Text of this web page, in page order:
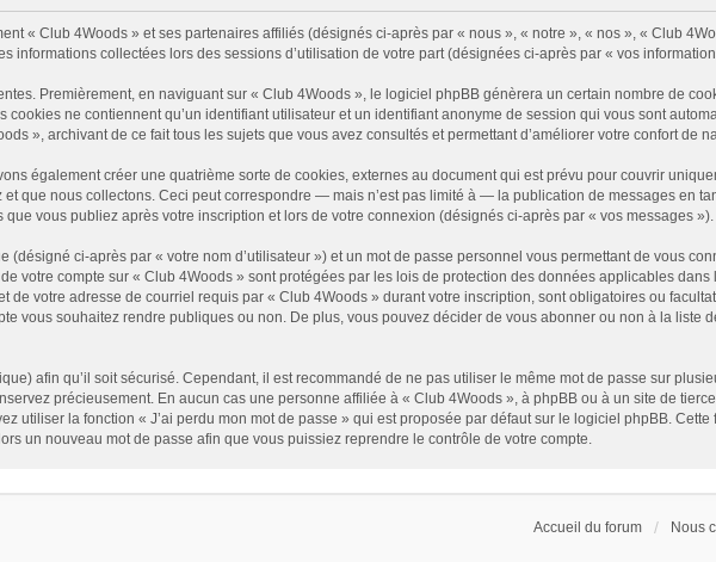
« Club 4Woods » et ses partenaires affiliés (désignés ci-après par « nous », « notre », « nos », « Club
informations collectées lors des sessions d’utilisation de votre part (désignées ci-après par « vos
Premièrement, en naviguant sur « Club 4Woods », le logiciel phpBB génèrera un certain nombre de
ne contiennent qu’un identifiant utilisateur et un identifiant anonyme de session qui vous sont
», archivant de ce fait tous les sujets que vous avez consultés et permettant d’améliorer votre confort de
également créer une quatrième sorte de cookies, externes au document qui est prévu pour couvrir
que nous collectons. Ceci peut correspondre — mais n’est pas limité à — la publication de messages en
vous publiez après votre inscription et lors de votre connexion (désignés ci-après par « vos messages »).
ci-après par « votre nom d’utilisateur ») et un mot de passe personnel vous permettant de vous
votre compte sur « Club 4Woods » sont protégées par les lois de protection des données applicables
de votre adresse de courriel requis par « Club 4Woods » durant votre inscription, sont obligatoires ou
vous souhaitez rendre publiques ou non. De plus, vous pouvez décider de vous abonner ou non à la liste
afin qu’il soit sécurisé. Cependant, il est recommandé de ne pas utiliser le même mot de passe sur
précieusement. En aucun cas une personne affiliée à « Club 4Woods », à phpBB ou à un site de
utiliser la fonction « J’ai perdu mon mot de passe » qui est proposée par défaut sur le logiciel phpBB.
un nouveau mot de passe afin que vous puissiez reprendre le contrôle de votre compte.
Accueil du forum Nous